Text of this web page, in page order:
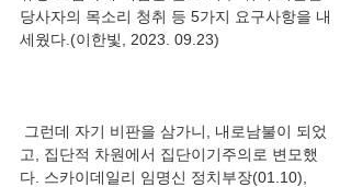
당사자의 목소리 청취 등 5가지 요구사항을 내
고, 집단적 차원에서 집단이기주의로 변모했
다. 스카이데일리 임명신 정치부장(01.10),